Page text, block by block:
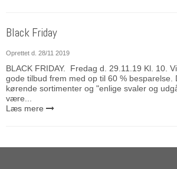
Black Friday
Oprettet d. 28/11 2019
BLACK FRIDAY. Fredag d. 29.11.19 Kl. 10.
gode tilbud frem med op til 60 % besparelse.
kørende sortimenter og "enlige svaler og
være...
Læs mere